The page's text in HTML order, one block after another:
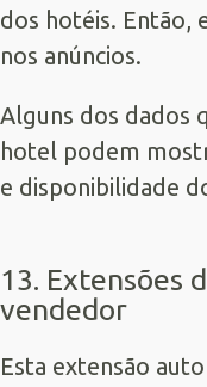
dos hotéis. Então,
nos anúncios.
Alguns dos dados
hotel podem
e disponibilidade
13. Extensões
vendedor
Esta extensão